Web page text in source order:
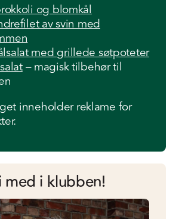
og blomkål
av svin med
med grillede søtpoteter
– magisk tilbehør til
inneholder reklame for
med i klubben!